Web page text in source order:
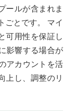
ールが含まれま
ごとです。 マイ
可用性を保証し
影響する場合が
アカウントを活
上し、調整のリ